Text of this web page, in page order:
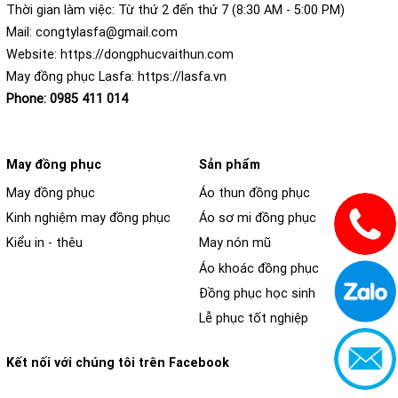
Thời gian làm việc: Từ thứ 2 đến thứ 7 (8:30 AM - 5:00 PM)
Mail:congtylasfa@gmail.com
Website:https://dongphucvaithun.com
May đồng phục Lasfa:https://lasfa.vn
Phone:0985 411 014
May đồng phục
May đồng phục
Kinh nghiệm may đồng phục
Kiểu in - thêu
Sản phẩm
Áo thun đồng phục
Áo sơ mi đồng phục
May nón mũ
Áo khoác đồng phục
Đồng phục học sinh
Lễ phục tốt nghiệp
Kết nối với chúng tôi trên Facebook